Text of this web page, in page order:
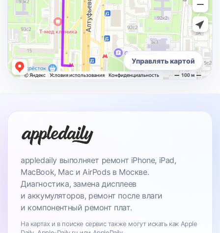
Управлять картой
appledaily выполняет ремонт iPhone, iPad,
MacBook, Mac и AirPods в Москве.
Диагностика, замена дисплеев
и аккумуляторов, ремонт после влаги
и компонентный ремонт плат.
На картах и в поиске сервис также могут искать как Apple